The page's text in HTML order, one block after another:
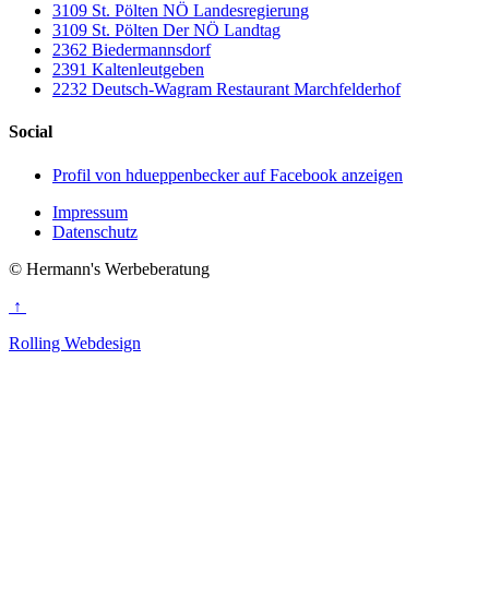
3109 St. Pölten NÖ Landesregierung
3109 St. Pölten Der NÖ Landtag
2362 Biedermannsdorf
2391 Kaltenleutgeben
2232 Deutsch-Wagram Restaurant Marchfelderhof
Social
Profil von hdueppenbecker auf Facebook anzeigen
Impressum
Datenschutz
© Hermann's Werbeberatung
↑
Rolling Webdesign